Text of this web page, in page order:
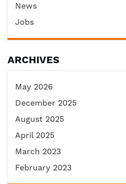
News
Jobs
ARCHIVES
May 2026
December 2025
August 2025
April 2025
March 2023
February 2023